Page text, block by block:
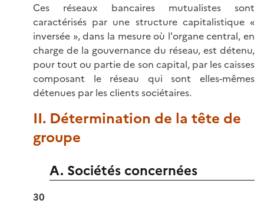
Ces réseaux bancaires mutualistes sont
caractérisés par une structure capitalistique «
inversée », dans la mesure où l'organe central, en
charge de la gouvernance du réseau, est détenu,
pour tout ou partie de son capital, par les caisses
composant le réseau qui sont elles-mêmes
détenues par les clients sociétaires.
II. Détermination de la tête de
groupe
A. Sociétés concernées
30